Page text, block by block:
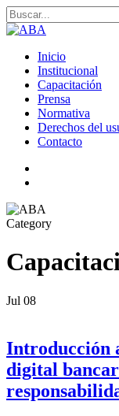
Skip
to
content
Close
search
Menu
Inicio
Institucional
Capacitación
Prensa
Normativa
Derechos del
Contacto
Category
Jul 08
Introducción
digital